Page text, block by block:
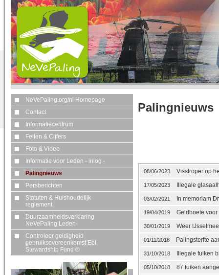
NeVePaling.org/nl Homepage
Contact
Informatiecentrum
Feiten & Cijfers
Foto & Video
Informatie voor Leden - inlog -
Palingnieuws
Persberichten
Statuten & Huishoudelijk
reglement
Duurzaamheidsverklaring
NeVePaling Leden
Controleer geldigheid
gebruiksovereenkomst Eel
Stewardship Fund ®
Palingnieuws
08/06/2023 Visstroper op
17/05/2023 Illegale
03/02/2021 In memoriam
19/04/2019 Geldboete
30/01/2019 Weer
01/11/2018 Palingsterfte
31/10/2018 Illegale fuiken
05/10/2018 87 fuiken